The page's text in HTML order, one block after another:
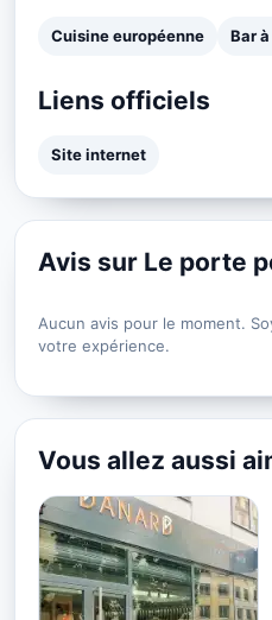
Cuisine européenne Bar
Liens officiels
Site internet
Avis sur Le porte
Aucun avis pour le moment.
votre expérience.
Vous allez aussi